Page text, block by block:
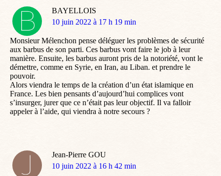
BAYELLOIS
dit
10 juin 2022 à 17 h 19 min
Monsieur Mélenchon pense déléguer les problèmes de sécurité
aux barbus de son parti. Ces barbus vont faire le job à leur
manière. Ensuite, les barbus auront pris de la notoriété, vont le
démettre, comme en Syrie, en Iran, au Liban. et prendre le
pouvoir.
Alors viendra le temps de la création d’un état islamique en
France. Les bien pensants d’aujourd’hui complices vont
s’insurger, jurer que ce n’était pas leur objectif. Il va falloir
appeler à l’aide, qui viendra à notre secours ?
Jean-Pierre GOU
dit
10 juin 2022 à 16 h 42 min